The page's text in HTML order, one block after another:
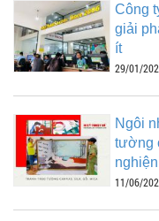
Công
giải
ít
29/01/
Ngôi
tường
11/06/